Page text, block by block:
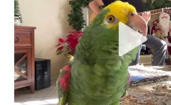
Wahana
Media
Group
WAHANA
NEWS
WAHANA